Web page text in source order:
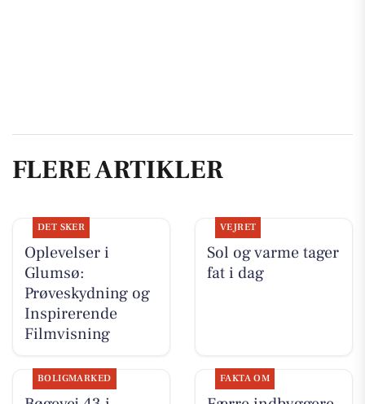
FLERE ARTIKLER
DET SKER
Oplevelser i
Glumsø:
Prøveskydning og
Inspirerende
Filmvisning
VEJRET
Sol og varme tager
fat i dag
BOLIGMARKED FAKTA OM